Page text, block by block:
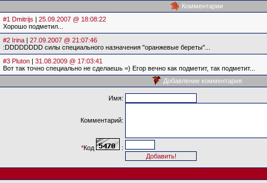
Комментарии
#1 Dmitrijs | 25.09.2007 @ 18:08:22
Хорошо подметил...
#2 Irina | 27.09.2007 @ 21:07:46
:DDDDDDDD силы специального назначения "оранжевые береты"...
#3 Pluton | 31.08.2009 @ 17:03:41
Вот так точно специально не сделаешь =) Егор вечно как подметит, так подметит...
Добавление комментария
Имя:
Комментарий:
*Код :